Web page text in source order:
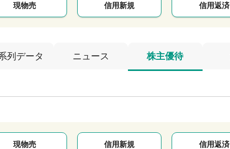
現物売 信用新規 信用返済
列データ ニュース 株主優待
現物売 信用新規 信用返済